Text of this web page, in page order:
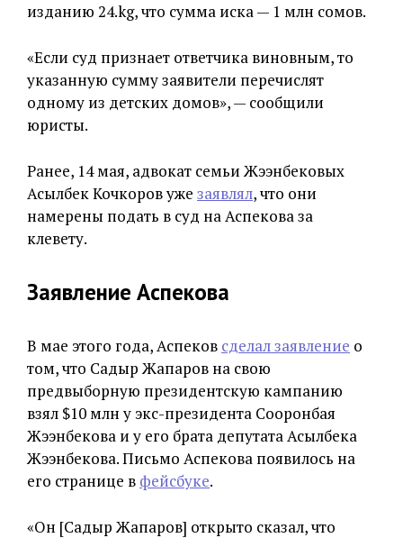
изданию 24.kg, что сумма иска — 1 млн сомов.
«Если суд признает ответчика виновным, то
указанную сумму заявители перечислят
одному из детских домов», — сообщили
юристы.
Ранее, 14 мая, адвокат семьи Жээнбековых
Асылбек Кочкоров уже заявлял, что они
намерены подать в суд на Аспекова за
клевету.
Заявление Аспекова
В мае этого года, Аспеков сделал заявление о
том, что Садыр Жапаров на свою
предвыборную президентскую кампанию
взял $10 млн у экс-президента Сооронбая
Жээнбекова и у его брата депутата Асылбека
Жээнбекова. Письмо Аспекова появилось на
его странице в фейсбуке.
«Он [Садыр Жапаров] открыто сказал, что